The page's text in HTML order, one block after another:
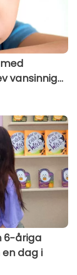
vansinnig...
6-åriga
dag i